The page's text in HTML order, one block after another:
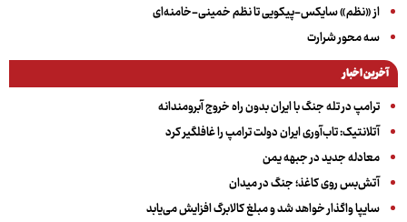
از «نظم» سایکس-پیکویی تا نظم خمینی-خامنه‌ای
سه‌ محور شرارت
آخرین اخبار
ترامپ در تله جنگ با ایران بدون راه خروج آبرومندانه
آتلانتیک: تاب‌آوری ایران دولت ترامپ را غافلگیر کرد
معادله جدید در جبهه یمن
آتش‌بس روی کاغذ؛ جنگ در میدان
سایپا واگذار خواهد شد و مبلغ کالابرگ افزایش می‌یابد